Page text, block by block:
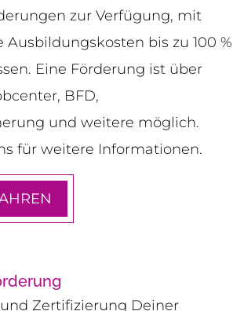
zur Verfügung, mit
Ausbildungskosten bis zu 100 %
Eine Förderung ist über
BFD,
und weitere möglich.
für weitere Informationen.
Zertifizierung Deiner